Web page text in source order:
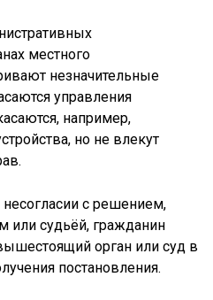
местного
незначительные
управления
например,
но не влекут
с решением,
или судьёй, гражданин
орган или суд в
постановления.